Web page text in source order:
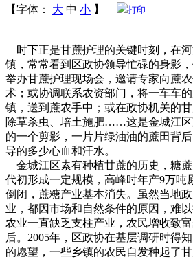
【字体：
大 中 小 】 打印
时下正是甘蔗护理的关键时刻，在
镇，常常看到区政协领导忙碌的身影
举办甘蔗护理现场会，邀请专家向蔗
术；或协调联系农资部门，将一车车
镇，送到蔗农手中；或在政协机关的
除草杀虫、培土施肥……这是金城江
的一个剪影，一片片绿油油的蔗田背
导的多少心血和汗水。
金城江区素有种植甘蔗的历史，糖
代初形成一定规模，高峰时年产9万吨
倒闭，蔗糖产业基本消失。虽然当地
业，都因市场和自然条件的原因，难
农业一直缺乏支柱产业，农民增收致
后。2005年，区政协在基层调研时得
的愿望，一些乡镇的农民自发种起了